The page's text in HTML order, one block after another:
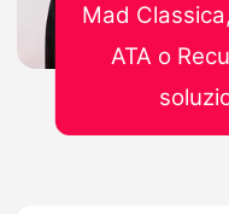
Mad
ATA o